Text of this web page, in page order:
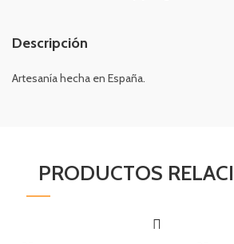
Descripción
Artesanía hecha en España.
PRODUCTOS